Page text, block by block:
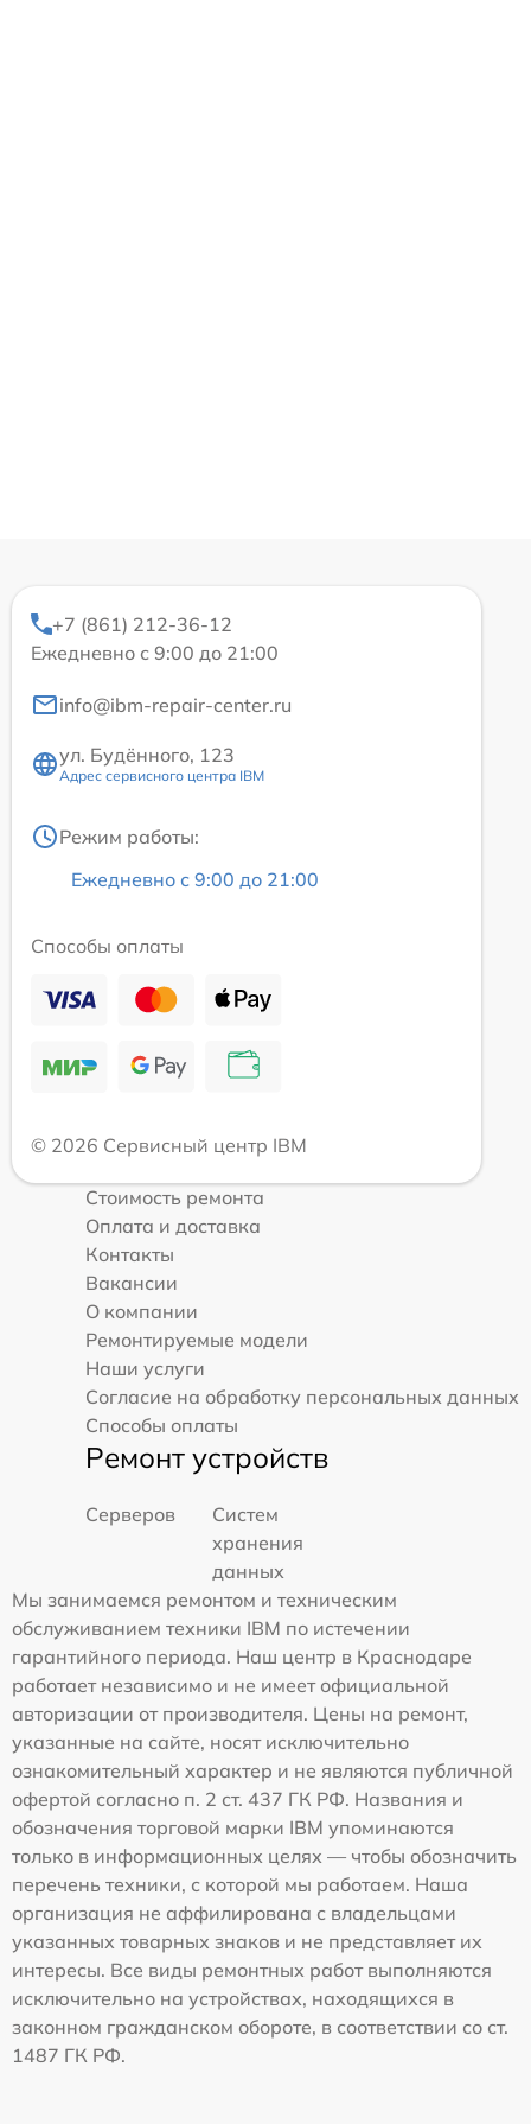
+7 (861) 212-36-12
Ежедневно с 9:00 до 21:00
info@ibm-repair-center.ru
ул. Будённого, 123
Адрес сервисного центра IBM
Режим работы:
Ежедневно с 9:00 до 21:00
Способы оплаты
© 2026 Сервисный центр IBM
Стоимость ремонта
Оплата и доставка
Контакты
Вакансии
О компании
Ремонтируемые модели
Наши услуги
Согласие на обработку персональных данных
Способы оплаты
Ремонт устройств
Серверов
Систем
хранения
данных
Мы занимаемся ремонтом и техническим
обслуживанием техники IBM по истечении
гарантийного периода. Наш центр в Краснодаре
работает независимо и не имеет официальной
авторизации от производителя. Цены на ремонт,
указанные на сайте, носят исключительно
ознакомительный характер и не являются публичной
офертой согласно п. 2 ст. 437 ГК РФ. Названия и
обозначения торговой марки IBM упоминаются
только в информационных целях — чтобы обозначить
перечень техники, с которой мы работаем. Наша
организация не аффилирована с владельцами
указанных товарных знаков и не представляет их
интересы. Все виды ремонтных работ выполняются
исключительно на устройствах, находящихся в
законном гражданском обороте, в соответствии со ст.
1487 ГК РФ.